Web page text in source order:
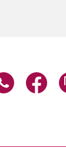
über E-Mail
Seite über